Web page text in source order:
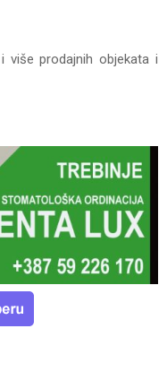
više prodajnih objekata i